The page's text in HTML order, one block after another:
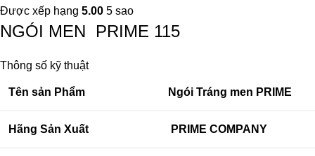
Được xếp hạng 5.00 5 sao
NGÓI MEN PRIME 115
Thông số kỹ thuật
Tên sản Phẩm Ngói Tráng men PRIME
Hãng Sản Xuất PRIME COMPANY